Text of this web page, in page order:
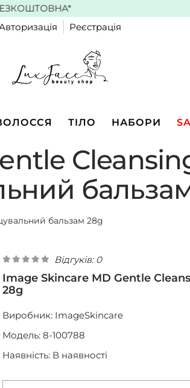
Реєстрація
ТІЛО НАБОРИ
бальзам 28g
Відгуків: 0
Image Skincare MD Gentle
28g
Виробник: ImageSkincare
Модель: 8-100788
Наявність: В наявності